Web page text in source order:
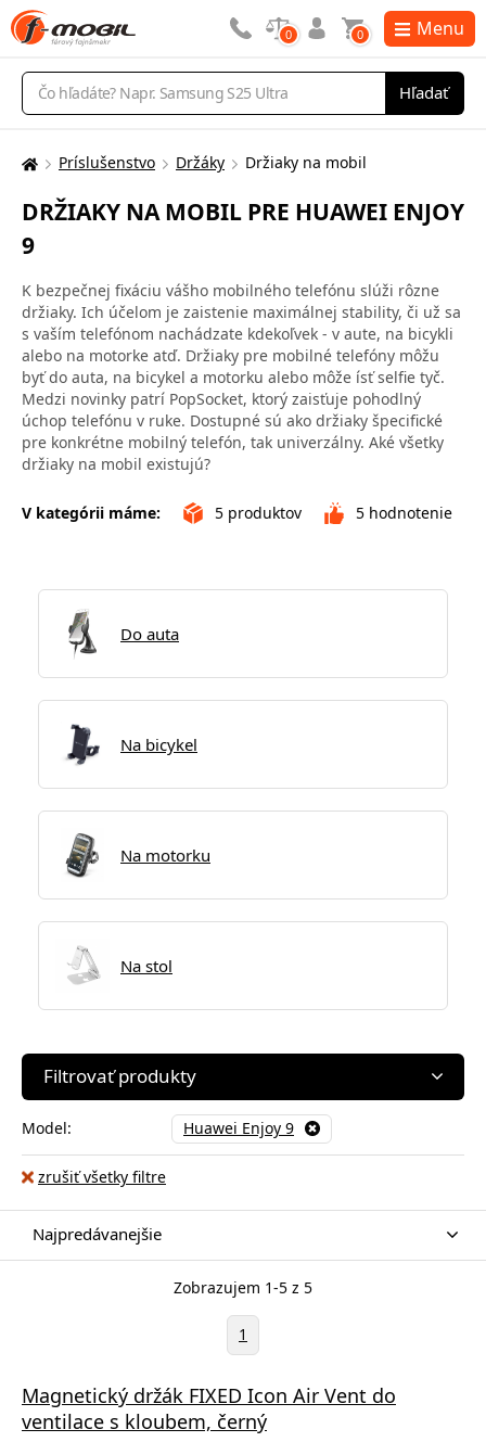
Vyhľadávanie
Hľadať
0 0 Menu
Tu
nachádzate:
Príslušenstvo Držáky Držiaky na mobil
DRŽIAKY NA MOBIL PRE HUAWEI ENJOY
9
K bezpečnej fixáciu vášho mobilného telefónu slúži rôzne
držiaky. Ich účelom je zaistenie maximálnej stability, či už sa
s vaším telefónom nachádzate kdekoľvek - v aute, na bicykli
alebo na motorke atď. Držiaky pre mobilné telefóny môžu
byť do auta, na bicykel a motorku alebo môže ísť selfie tyč.
Medzi novinky patrí PopSocket, ktorý zaisťuje pohodlný
úchop telefónu v ruke. Dostupné sú ako držiaky špecifické
pre konkrétne mobilný telefón, tak univerzálny. Aké všetky
držiaky na mobil existujú?
V kategórii máme: 5 produktov 5 hodnotenie
Do auta
Na bicykel
Na motorku
Na stol
Filtrovať produkty
Model: Huawei Enjoy 9
zrušiť všetky filtre
Najpredávanejšie
Zobrazujem 1-5 z 5
1
Magnetický držák FIXED Icon Air Vent do
ventilace s kloubem, černý